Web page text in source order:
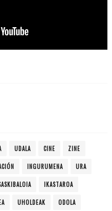
UDALA CINE ZINE
INGURUMENA URA
IKASTAROA
UHOLDEAK ODOLA